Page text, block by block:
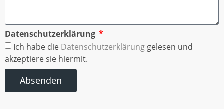
Datenschutzerklärung
Ich habe die Datenschutzerklärung gelesen und
akzeptiere sie hiermit.
Absenden